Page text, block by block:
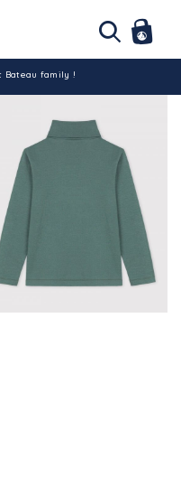
Bateau family !
en Tunisie !
bancaire (hors promo)